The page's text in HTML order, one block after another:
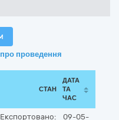
проведення
СТАН
ДАТА
ТА
ЧАС
Експортовано: 09-05-